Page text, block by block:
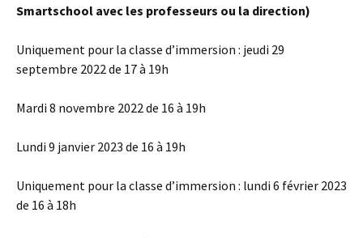
Smartschool avec les professeurs ou la direction)
Uniquement pour la classe d’immersion : jeudi 29
septembre 2022 de 17 à 19h
Mardi 8 novembre 2022 de 16 à 19h
Lundi 9 janvier 2023 de 16 à 19h
Uniquement pour la classe d’immersion : lundi 6 février 2023
de 16 à 18h